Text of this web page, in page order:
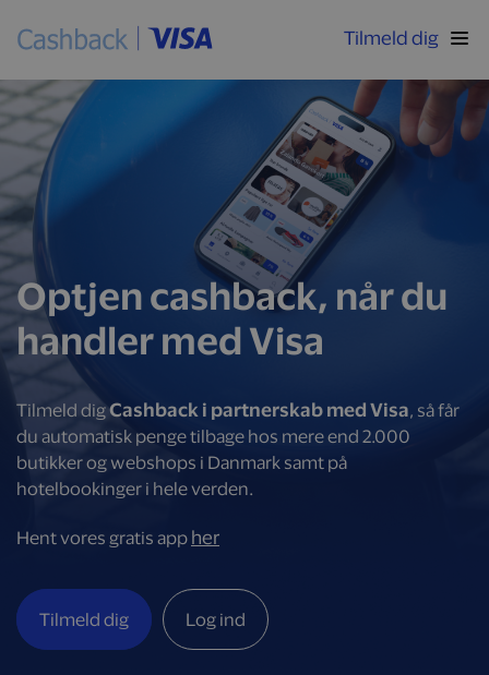
Tilmeld dig
Optjen cashback, når du
handler med Visa
Tilmeld digCashback i partnerskab med Visa, så får
du automatisk penge tilbage hos mere end 2.000
butikker og webshops i Danmark samt på
hotelbookinger i hele verden.
Hent vores gratis app her
Tilmeld dig Log ind